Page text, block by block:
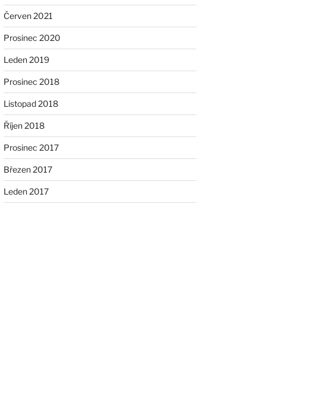
Červen 2021
Prosinec 2020
Leden 2019
Prosinec 2018
Listopad 2018
Říjen 2018
Prosinec 2017
Březen 2017
Leden 2017